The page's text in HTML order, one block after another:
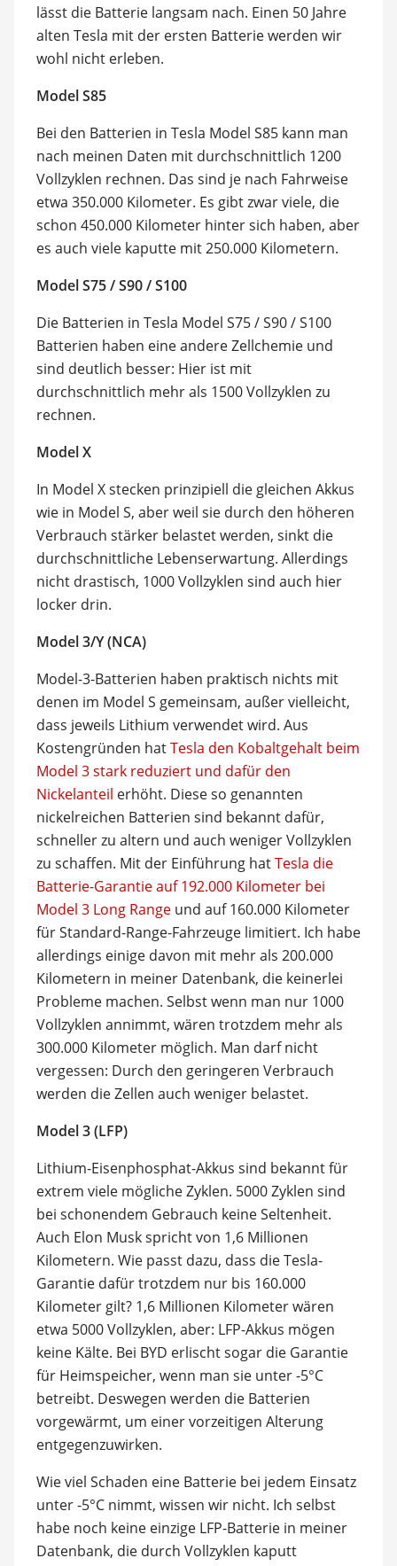
lässt die Batterie langsam nach. Einen 50 Jahre
alten Tesla mit der ersten Batterie werden wir
wohl nicht erleben.
Model S85
Bei den Batterien in Tesla Model S85 kann man
nach meinen Daten mit durchschnittlich 1200
Vollzyklen rechnen. Das sind je nach Fahrweise
etwa 350.000 Kilometer. Es gibt zwar viele, die
schon 450.000 Kilometer hinter sich haben, aber
es auch viele kaputte mit 250.000 Kilometern.
Model S75 / S90 / S100
Die Batterien in Tesla Model S75 / S90 / S100
Batterien haben eine andere Zellchemie und
sind deutlich besser: Hier ist mit
durchschnittlich mehr als 1500 Vollzyklen zu
rechnen.
Model X
In Model X stecken prinzipiell die gleichen Akkus
wie in Model S, aber weil sie durch den höheren
Verbrauch stärker belastet werden, sinkt die
durchschnittliche Lebenserwartung. Allerdings
nicht drastisch, 1000 Vollzyklen sind auch hier
locker drin.
Model 3/Y (NCA)
Model-3-Batterien haben praktisch nichts mit
denen im Model S gemeinsam, außer vielleicht,
dass jeweils Lithium verwendet wird. Aus
Kostengründen hatTesla den Kobaltgehalt beim
Model 3 stark reduziert und dafür den
Nickelanteil erhöht. Diese so genannten
nickelreichen Batterien sind bekannt dafür,
schneller zu altern und auch weniger Vollzyklen
zu schaffen. Mit der Einführung hatTesla die
Batterie-Garantie auf 192.000 Kilometer bei
Model 3 Long Rangeund auf 160.000 Kilometer
für Standard-Range-Fahrzeuge limitiert. Ich habe
allerdings einige davon mit mehr als 200.000
Kilometern in meiner Datenbank, die keinerlei
Probleme machen. Selbst wenn man nur 1000
Vollzyklen annimmt, wären trotzdem mehr als
300.000 Kilometer möglich. Man darf nicht
vergessen: Durch den geringeren Verbrauch
werden die Zellen auch weniger belastet.
Model 3 (LFP)
Lithium-Eisenphosphat-Akkus sind bekannt für
extrem viele mögliche Zyklen. 5000 Zyklen sind
bei schonendem Gebrauch keine Seltenheit.
Auch Elon Musk spricht von 1,6 Millionen
Kilometern. Wie passt dazu, dass die Tesla-
Garantie dafür trotzdem nur bis 160.000
Kilometer gilt? 1,6 Millionen Kilometer wären
etwa 5000 Vollzyklen, aber: LFP-Akkus mögen
keine Kälte. Bei BYD erlischt sogar die Garantie
für Heimspeicher, wenn man sie unter -5°C
betreibt. Deswegen werden die Batterien
vorgewärmt, um einer vorzeitigen Alterung
entgegenzuwirken.
Wie viel Schaden eine Batterie bei jedem Einsatz
unter -5°C nimmt, wissen wir nicht. Ich selbst
habe noch keine einzige LFP-Batterie in meiner
Datenbank, die durch Vollzyklen kaputt